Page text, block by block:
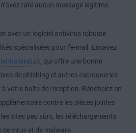
raté aucun message légitime.
avec un logiciel antivirus robuste
spécialisées pour l’e-mail. Essayez
Gratuit , qui offre une bonne
de phishing et autres escroqueries
votre boîte de réception. Bénéficiez en
contre les pièces jointes
sites peu sûrs, les téléchargements
virus et de malware.